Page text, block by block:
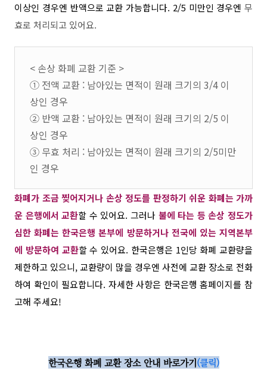
이상인 경우엔 반액으로 교환 가능합니다. 2/5 미만인 경우엔 무
효로 처리되고 있어요.
< 손상 화폐 교환 기준 >
① 전액 교환 : 남아있는 면적이 원래 크기의 3/4 이
상인 경우
② 반액 교환 : 남아있는 면적이 원래 크기의 2/5 이
상인 경우
③ 무효 처리 : 남아있는 면적이 원래 크기의 2/5미만
인 경우
화폐가 조금 찢어지거나 손상 정도를 판정하기 쉬운 화폐는 가까
운 은행에서 교환할 수 있어요. 그러나 불에 타는 등 손상 정도가
심한 화폐는 한국은행 본부에 방문하거나 전국에 있는 지역본부
에 방문하여 교환할 수 있어요. 한국은행은 1인당 화폐 교환량을
제한하고 있으니, 교환량이 많을 경우엔 사전에 교환 장소로 전화
하여 확인이 필요합니다. 자세한 사항은 한국은행 홈페이지를 참
고해 주세요!
한국은행 화폐 교환 장소 안내 바로가기(클릭)